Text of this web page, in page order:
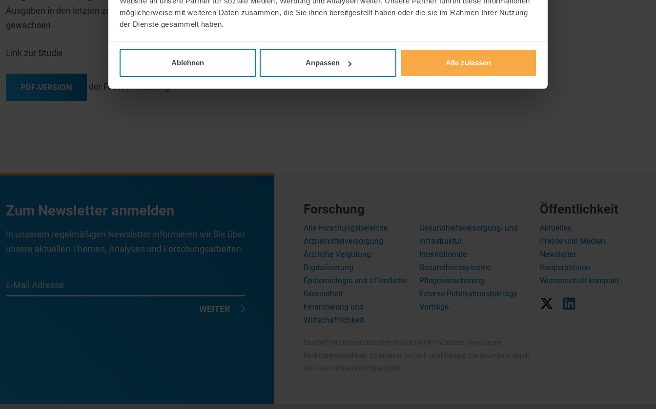
möglicherweise mit weiteren Daten zusammen, die Sie ihnen bereitgestellt haben oder die sie im Rahmen Ihrer Nutzung
der Dienste gesammelt haben.
Ablehnen Anpassen Alle zulassen
Ausgaben in den letzten zehn Jahren pro Jahr um 3,5 % in der GKV und um 3,1 % in der PKV
gewachsen.
Link zur Studie
PDF-VERSION der Pressemitteilung
Zum Newsletter anmelden
In unserem regelmäßigen Newsletter informieren wir Sie über
unsere aktuellen Themen, Analysen und Forschungsarbeiten.
E-Mail Adresse
WEITER
Forschung
Alle Forschungsbereiche
Arzneimittelversorgung
Ärztliche Vergütung
Digitalisierung
Epidemiologie und öffentliche
Gesundheit
Finanzierung und
Wirtschaftlichkeit
Gesundheitsversorgung- und
infrastruktur
Internationale
Gesundheitssysteme
Pflegeversicherung
Externe Publikationsbeiträge
Vorträge
Öffentlichkeit
Aktuelles
Presse und Medien
Newsletter
Kooperationen
Wissenschaft kompakt